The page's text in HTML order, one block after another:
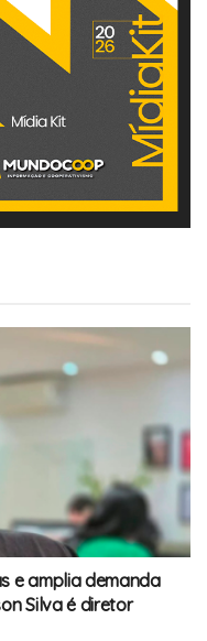
e amplia demanda
Silva é diretor